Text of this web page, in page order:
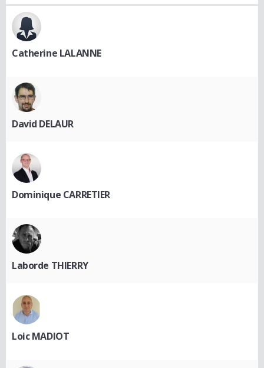
Catherine LALANNE
David DELAUR
Dominique CARRETIER
Laborde THIERRY
Loic MADIOT